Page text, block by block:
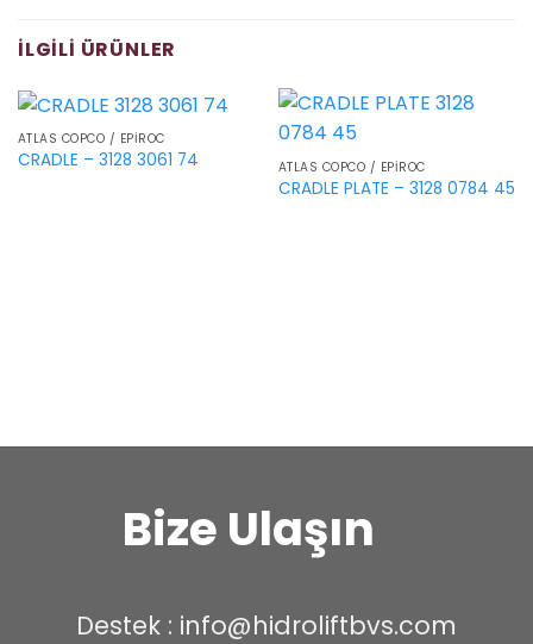
İLGILI ÜRÜNLER
ATLAS COPCO / EPIROC
CRADLE – 3128 3061 74 ATLAS COPCO / EPIROC
CRADLE PLATE – 3128 0784 45
Bize Ulaşın
Destek : info@hidroliftbvs.com